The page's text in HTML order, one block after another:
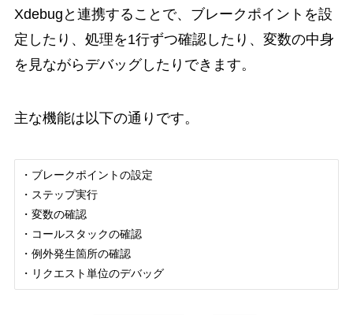
Xdebugと連携することで、ブレークポイントを設
定したり、処理を1行ずつ確認したり、変数の中身
を見ながらデバッグしたりできます。
主な機能は以下の通りです。
・ブレークポイントの設定
・ステップ実行
・変数の確認
・コールスタックの確認
・例外発生箇所の確認
・リクエスト単位のデバッグ